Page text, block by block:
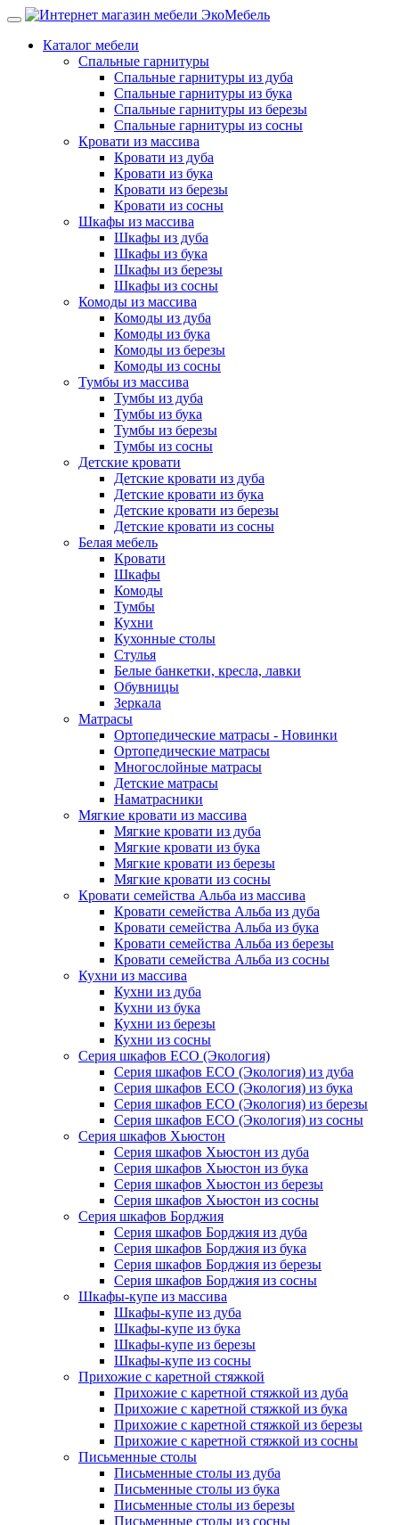
Каталог мебели
Спальные гарнитуры
Спальные гарнитуры из дуба
Спальные гарнитуры из бука
Спальные гарнитуры из березы
Спальные гарнитуры из сосны
Кровати из массива
Кровати из дуба
Кровати из бука
Кровати из березы
Кровати из сосны
Шкафы из массива
Шкафы из дуба
Шкафы из бука
Шкафы из березы
Шкафы из сосны
Комоды из массива
Комоды из дуба
Комоды из бука
Комоды из березы
Комоды из сосны
Тумбы из массива
Тумбы из дуба
Тумбы из бука
Тумбы из березы
Тумбы из сосны
Детские кровати
Детские кровати из дуба
Детские кровати из бука
Детские кровати из березы
Детские кровати из сосны
Белая мебель
Кровати
Шкафы
Комоды
Тумбы
Кухни
Кухонные столы
Стулья
Белые банкетки, кресла, лавки
Обувницы
Зеркала
Матрасы
Ортопедические матрасы - Новинки
Ортопедические матрасы
Многослойные матрасы
Детские матрасы
Наматрасники
Мягкие кровати из массива
Мягкие кровати из дуба
Мягкие кровати из бука
Мягкие кровати из березы
Мягкие кровати из сосны
Кровати семейства Альба из массива
Кровати семейства Альба из дуба
Кровати семейства Альба из бука
Кровати семейства Альба из березы
Кровати семейства Альба из сосны
Кухни из массива
Кухни из дуба
Кухни из бука
Кухни из березы
Кухни из сосны
Серия шкафов ECO (Экология)
Серия шкафов ECO (Экология) из дуба
Серия шкафов ECO (Экология) из бука
Серия шкафов ECO (Экология) из березы
Серия шкафов ECO (Экология) из сосны
Серия шкафов Хьюстон
Серия шкафов Хьюстон из дуба
Серия шкафов Хьюстон из бука
Серия шкафов Хьюстон из березы
Серия шкафов Хьюстон из сосны
Серия шкафов Борджия
Серия шкафов Борджия из дуба
Серия шкафов Борджия из бука
Серия шкафов Борджия из березы
Серия шкафов Борджия из сосны
Шкафы-купе из массива
Шкафы-купе из дуба
Шкафы-купе из бука
Шкафы-купе из березы
Шкафы-купе из сосны
Прихожие с каретной стяжкой
Прихожие с каретной стяжкой из дуба
Прихожие с каретной стяжкой из бука
Прихожие с каретной стяжкой из березы
Прихожие с каретной стяжкой из сосны
Письменные столы
Письменные столы из дуба
Письменные столы из бука
Письменные столы из березы
Письменные столы из сосны